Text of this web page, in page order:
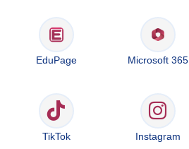
EduPage Microsoft 365
TikTok Instagram